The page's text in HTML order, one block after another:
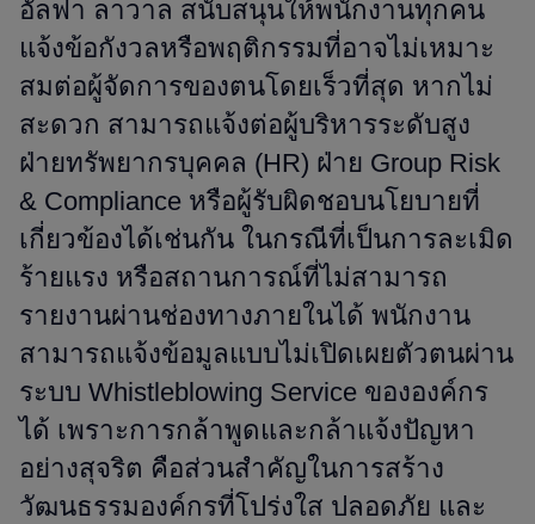
อัลฟา ลาวาล สนับสนุนให้พนักงานทุกคน
แจ้งข้อกังวลหรือพฤติกรรมที่อาจไม่เหมาะ
สมต่อผู้จัดการของตนโดยเร็วที่สุด หากไม่
สะดวก สามารถแจ้งต่อผู้บริหารระดับสูง
ฝ่ายทรัพยากรบุคคล (HR) ฝ่าย Group Risk
& Compliance หรือผู้รับผิดชอบนโยบายที่
เกี่ยวข้องได้เช่นกัน ในกรณีที่เป็นการละเมิด
ร้ายแรง หรือสถานการณ์ที่ไม่สามารถ
รายงานผ่านช่องทางภายในได้ พนักงาน
สามารถแจ้งข้อมูลแบบไม่เปิดเผยตัวตนผ่าน
ระบบ Whistleblowing Service ขององค์กร
ได้ เพราะการกล้าพูดและกล้าแจ้งปัญหา
อย่างสุจริต คือส่วนสำคัญในการสร้าง
วัฒนธรรมองค์กรที่โปร่งใส ปลอดภัย และ